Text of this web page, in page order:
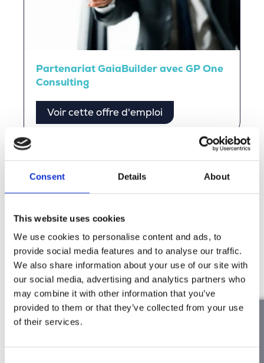
Consent Details About
This website uses cookies
We use cookies to personalise content and ads, to
provide social media features and to analyse our traffic.
We also share information about your use of our site with
our social media, advertising and analytics partners who
may combine it with other information that you’ve
provided to them or that they’ve collected from your use
of their services.
Partenariat GaiaBuilder avec GP One
Consulting
Voir cette offre d'emploi
Témoignages de nos
collaborateurs
Lisez les témoignages de nos collaborateurs et
découvrez par vous-même l’ambiance Merkator.
Discover more